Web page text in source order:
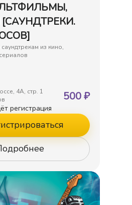
из кино,
4А, стр. 1
500₽
регистрация